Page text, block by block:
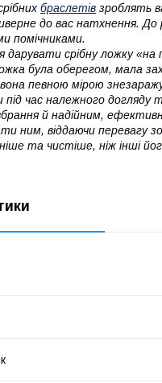
браслетів зроблять
до вас натхнення. До
помічниками.
дарувати срібну ложку
була оберегом, мала
певною мірою
під час належного
й надійним,
ним, віддаючи перевагу
та чистіше, ніж інші